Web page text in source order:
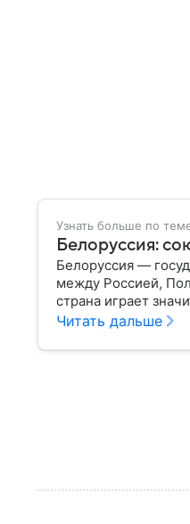
Узнать больше по
Белоруссия:
Белоруссия —
между Россией,
страна играет
материале
Читать дальше